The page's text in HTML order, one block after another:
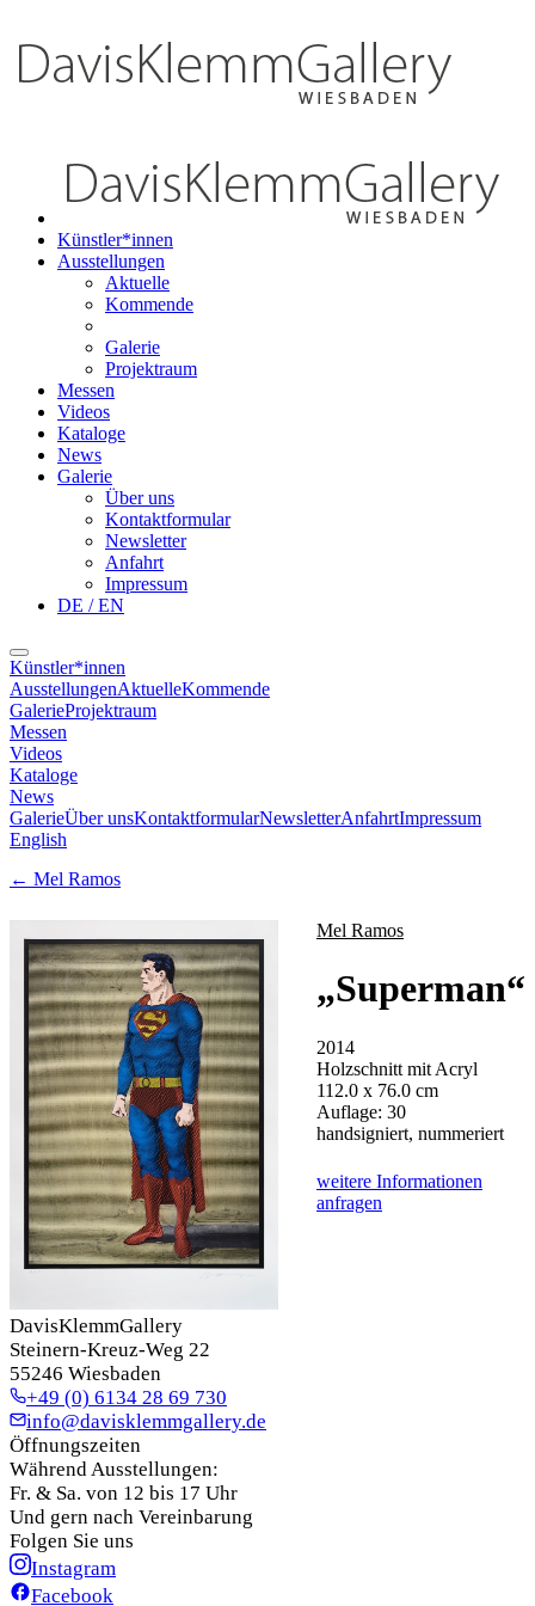
Künstler*innen
Ausstellungen
Aktuelle
Kommende
Galerie
Projektraum
Messen
Videos
Kataloge
News
Galerie
Über uns
Kontaktformular
Newsletter
Anfahrt
Impressum
DE / EN
Künstler*innen
AusstellungenAktuelleKommende
GalerieProjektraum
Messen
Videos
Kataloge
News
GalerieÜber unsKontaktformularNewsletterAnfahrtImpressum
English
← Mel Ramos
Mel Ramos
„Superman“
2014
Holzschnitt mit Acryl
112.0 x 76.0 cm
Auflage: 30
handsigniert, nummeriert
weitere Informationen
anfragen
DavisKlemmGallery
Steinern-Kreuz-Weg 22
55246 Wiesbaden
+49 (0) 6134 28 69 730
info@davisklemmgallery.de
Öffnungszeiten
Während Ausstellungen:
Fr. & Sa. von 12 bis 17 Uhr
Und gern nach Vereinbarung
Folgen Sie uns
Instagram
Facebook